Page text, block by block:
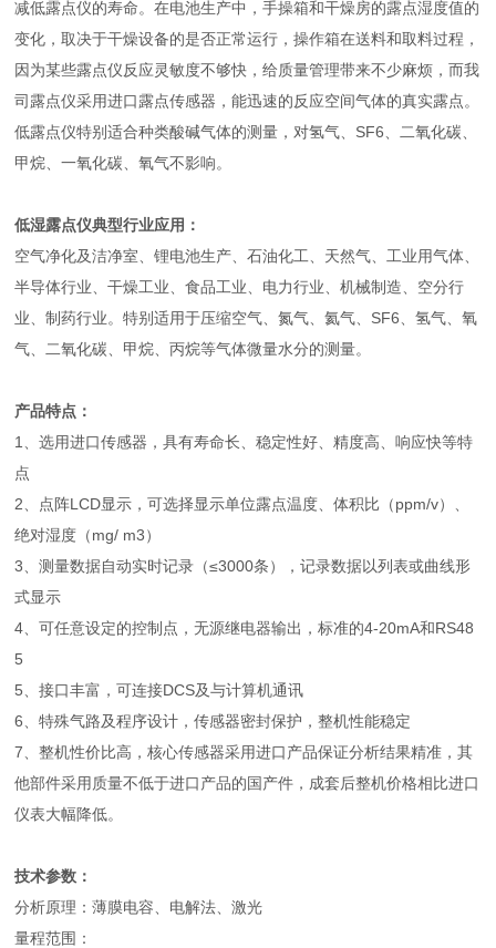
减低露点仪的寿命。在电池生产中，手操箱和干燥房的露点湿度值的
变化，取决于干燥设备的是否正常运行，操作箱在送料和取料过程，
因为某些露点仪反应灵敏度不够快，给质量管理带来不少麻烦，而我
司露点仪采用进口露点传感器，能迅速的反应空间气体的真实露点。
低露点仪特别适合种类酸碱气体的测量，对氢气、SF6、二氧化碳、
甲烷、一氧化碳、氧气不影响。
低湿露点仪典型行业应用：
空气净化及洁净室、锂电池生产、石油化工、天然气、工业用气体、
半导体行业、干燥工业、食品工业、电力行业、机械制造、空分行
业、制药行业。特别适用于压缩空气、氮气、氦气、SF6、氢气、氧
气、二氧化碳、甲烷、丙烷等气体微量水分的测量。
产品特点：
1、选用进口传感器，具有寿命长、稳定性好、精度高、响应快等特
点
2、点阵LCD显示，可选择显示单位露点温度、体积比（ppm/v）、
绝对湿度（mg/ m3）
3、测量数据自动实时记录（≤3000条），记录数据以列表或曲线形
式显示
4、可任意设定的控制点，无源继电器输出，标准的4-20mA和RS48
5
5、接口丰富，可连接DCS及与计算机通讯
6、特殊气路及程序设计，传感器密封保护，整机性能稳定
7、整机性价比高，核心传感器采用进口产品保证分析结果精准，其
他部件采用质量不低于进口产品的国产件，成套后整机价格相比进口
仪表大幅降低。
技术参数：
分析原理：薄膜电容、电解法、激光
量程范围：